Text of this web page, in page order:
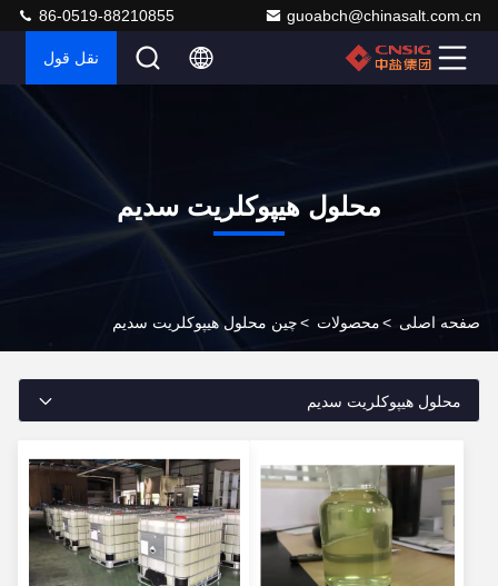
guoabch@chinasalt.com.cn
86-0519-88210855
نقل قول
محلول هیپوکلریت سدیم
صفحه اصلی >محصولات >چین محلول هیپوکلریت سدیم
محلول هیپوکلریت سدیم